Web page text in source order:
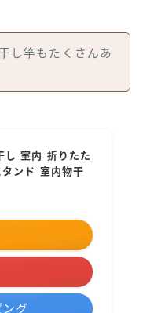
し竿もたくさんあ
し 室内 折りたた
ンド 室内物干
ング